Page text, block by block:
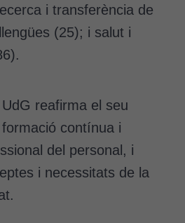
i transferència de
(25); i salut i
reafirma el seu
contínua i
del personal, i
i necessitats de la